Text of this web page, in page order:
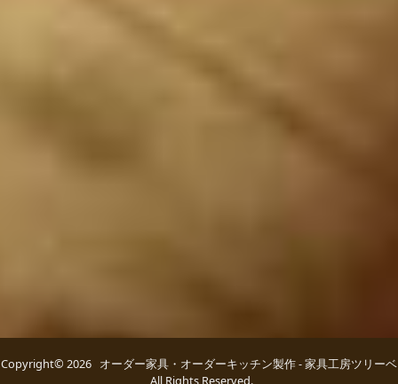
Copyright© 2026 オーダー家具・オーダーキッチン製作 - 家具工房ツリーベ
All Rights Reserved.